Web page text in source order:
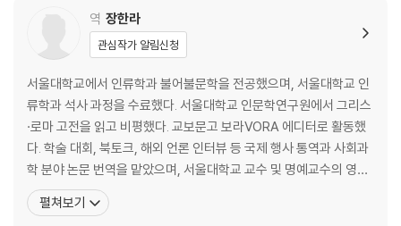
역 장한라
관심작가 알림신청
서울대학교에서 인류학과 불어불문학을 전공했으며, 서울대학교 인
류학과 석사 과정을 수료했다. 서울대학교 인문학연구원에서 그리스
·로마 고전을 읽고 비평했다. 교보문고 보라VORA 에디터로 활동했
다. 학술 대회, 북토크, 해외 언론 인터뷰 등 국제 행사 통역과 사회과
학 분야 논문 번역을 맡았으며, 서울대학교 교수 및 명예교수의 영어
코치를 담당하고 있다. 옮긴 책으로 『학교 폭력에 관한 모든 질문』,
『나는 여자고, 이건 내 몸입니다』, 『전쟁이 나고 말았다』, 『우리가 살
펼쳐보기